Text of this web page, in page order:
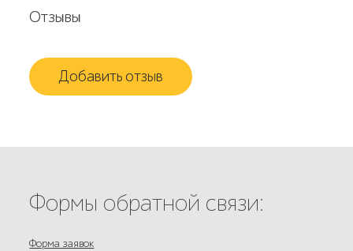
Отзывы
Добавить отзыв
Формы обратной связи:
Форма заявок